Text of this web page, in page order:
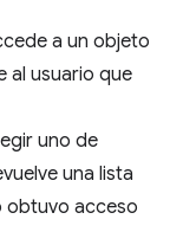
a un objeto
al usuario que
uno de
una lista
obtuvo acceso